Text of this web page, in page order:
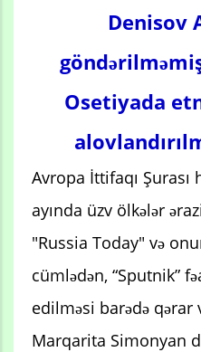
Denisov
Osetiyada
Avropa İttifaqı Şurası
ayında üzv ölkələr
"Russia Today" və
cümlədən, “Sputnik”
edilməsi barədə qərar
Marqarita Simonyan